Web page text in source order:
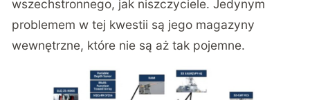
wszechstronnego, jak niszczyciele. Jedynym
problemem w tej kwestii są jego magazyny
wewnętrzne, które nie są aż tak pojemne.